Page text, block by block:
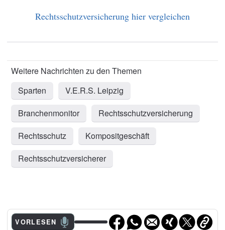
Rechtsschutzversicherung hier vergleichen
Sparten
V.E.R.S. Leipzig
Branchenmonitor
Rechtsschutzversicherung
Rechtsschutz
Kompositgeschäft
Rechtsschutzversicherer
VORLESEN